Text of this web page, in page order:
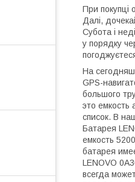
При покупці
Далі,
Субота і
у порядку
На
GPS-
большого
это емкость
список. В
Батарея
емкость
батарея
LENOVO
всегда